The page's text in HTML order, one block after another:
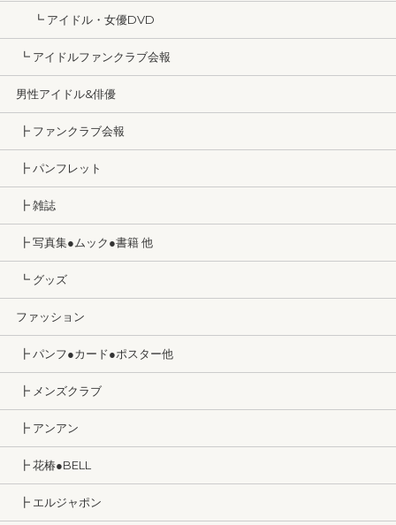
┗ アイドル・女優DVD
┗ アイドルファンクラブ会報
男性アイドル&俳優
┣ ファンクラブ会報
┣ パンフレット
┣ 雑誌
┣ 写真集●ムック●書籍 他
┗ グッズ
ファッション
┣ パンフ●カード●ポスター他
┣ メンズクラブ
┣ アンアン
┣ 花椿●BELL
┣ エルジャポン